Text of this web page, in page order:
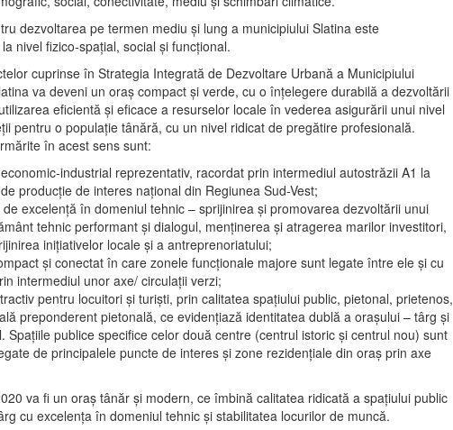
dezvoltarea pe termen mediu şi lung a municipiului Slatina este
nivel fizico-spaţial, social şi funcţional.
cuprinse în Strategia Integrată de Dezvoltare Urbană a Municipiului
va deveni un oraş compact şi verde, cu o înţelegere durabilă a dezvoltării
eficientă şi eficace a resurselor locale în vederea asigurării unui nivel
pentru o populaţie tânără, cu un nivel ridicat de pregătire profesională.
în acest sens sunt:
industrial reprezentativ, racordat prin intermediul autostrăzii A1 la
producţie de interes naţional din Regiunea Sud-Vest;
excelenţă în domeniul tehnic – sprijinirea şi promovarea dezvoltării unui
tehnic performant şi dialogul, menţinerea şi atragerea marilor investitori,
iniţiativelor locale şi a antreprenoriatului;
şi conectat în care zonele funcţionale majore sunt legate între ele şi cu
intermediul unor axe/ circulații verzi;
pentru locuitori şi turişti, prin calitatea spaţiului public, pietonal, prietenos,
preponderent pietonală, ce evidenţiază identitatea dublă a oraşului – târg şi
Spaţiile publice specifice celor două centre (centrul istoric şi centrul nou) sunt
de principalele puncte de interes şi zone rezidenţiale din oraş prin axe
va fi un oraş tânăr şi modern, ce îmbină calitatea ridicată a spaţiului public
cu excelenţa în domeniul tehnic şi stabilitatea locurilor de muncă.